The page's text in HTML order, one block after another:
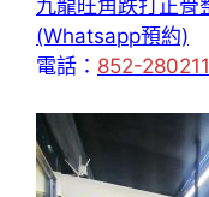
九龍旺角跌打正骨
(Whatsapp預約)
電話： 852-